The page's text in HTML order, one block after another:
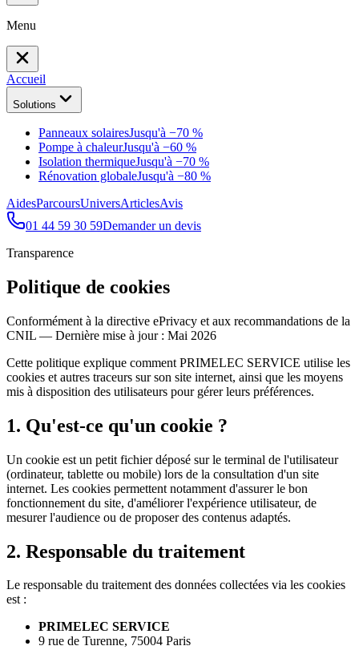
Menu
Accueil
Solutions
Panneaux solairesJusqu'à −70 %
Pompe à chaleurJusqu'à −60 %
Isolation thermiqueJusqu'à −70 %
Rénovation globaleJusqu'à −80 %
AidesParcoursUniversArticlesAvis
01 44 59 30 59Demander un devis
Transparence
Politique de cookies
Conformément à la directive ePrivacy et aux recommandations de la
CNIL — Dernière mise à jour : Mai 2026
Cette politique explique comment PRIMELEC SERVICE utilise les
cookies et autres traceurs sur son site internet, ainsi que les moyens
mis à disposition des utilisateurs pour gérer leurs préférences.
1. Qu'est-ce qu'un cookie ?
Un cookie est un petit fichier déposé sur le terminal de l'utilisateur
(ordinateur, tablette ou mobile) lors de la consultation d'un site
internet. Les cookies permettent notamment d'assurer le bon
fonctionnement du site, d'améliorer l'expérience utilisateur, de
mesurer l'audience ou de proposer des contenus adaptés.
2. Responsable du traitement
Le responsable du traitement des données collectées via les cookies
est :
PRIMELEC SERVICE
9 rue de Turenne, 75004 Paris